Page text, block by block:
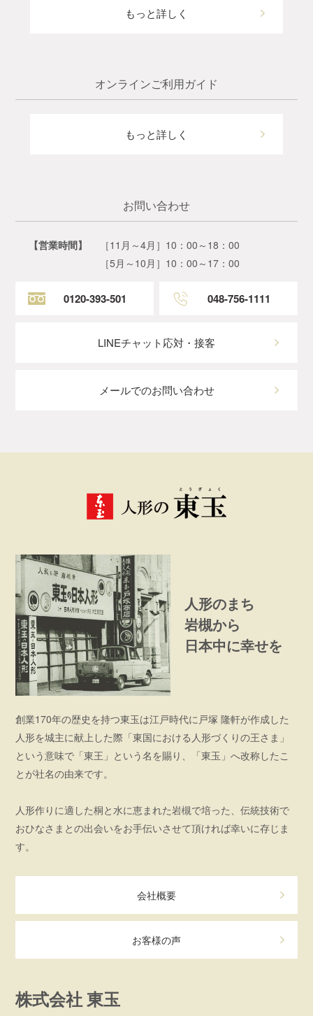
もっと詳しく
オンラインご利用ガイド
もっと詳しく
お問い合わせ
【営業時間】
［11月～4月］10：00～18：00
［5月～10月］10：00～17：00
0120-393-501 048-756-1111
LINEチャット応対・接客
メールでのお問い合わせ
人形のまち
岩槻から
日本中に幸せを
創業170年の歴史を持つ東玉は江戸時代に戸塚 隆軒が作成した
人形を城主に献上した際「東国における人形づくりの王さま」
という意味で「東王」という名を賜り、「東玉」へ改称したこ
とが社名の由来です。
人形作りに適した桐と水に恵まれた岩槻で培った、伝統技術で
おひなさまとの出会いをお手伝いさせて頂ければ幸いに存じま
す。
会社概要
お客様の声
株式会社 東玉